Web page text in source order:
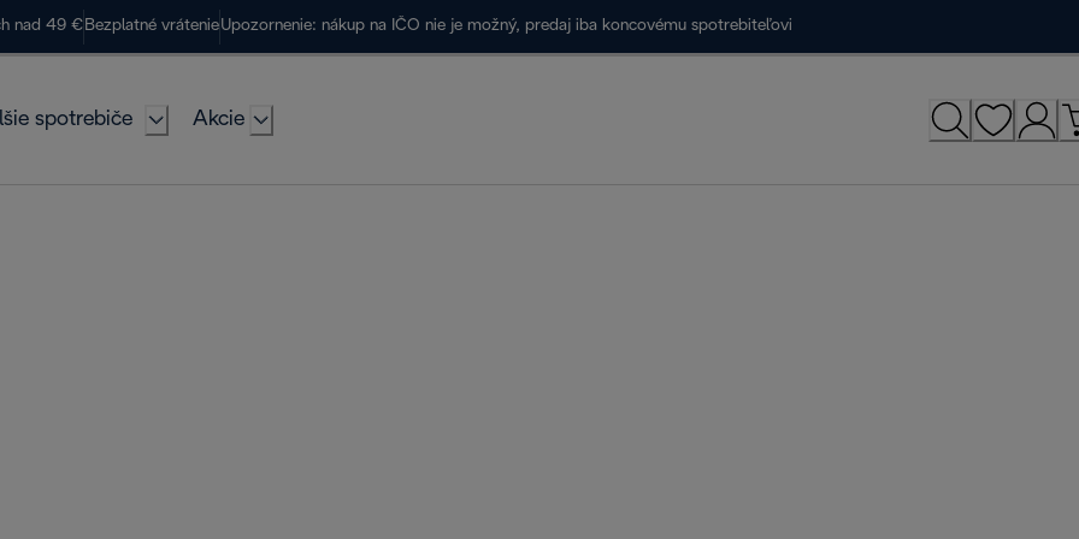
nad 49 € Bezplatné vrátenieUpozornenie: nákup na IČO nie je možný, predaj iba koncovému spotrebiteľovi
spotrebiče Akcie